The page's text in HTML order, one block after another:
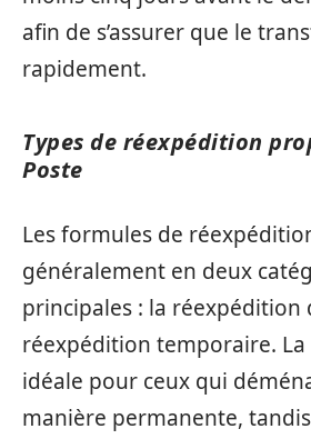
afin de s’assurer que le
rapidement.
Types de réexpédition
Poste
Les formules de
généralement en deux
principales : la réexpédition
réexpédition temporaire.
idéale pour ceux qui
manière permanente,